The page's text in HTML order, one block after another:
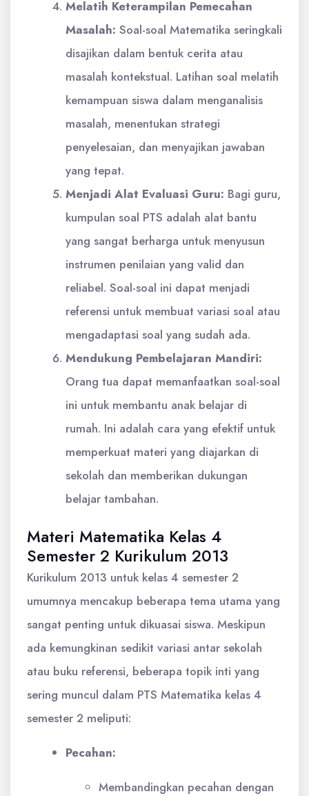
Melatih Keterampilan Pemecahan
Masalah: Soal-soal Matematika seringkali
disajikan dalam bentuk cerita atau
masalah kontekstual. Latihan soal melatih
kemampuan siswa dalam menganalisis
masalah, menentukan strategi
penyelesaian, dan menyajikan jawaban
yang tepat.
Menjadi Alat Evaluasi Guru: Bagi guru,
kumpulan soal PTS adalah alat bantu
yang sangat berharga untuk menyusun
instrumen penilaian yang valid dan
reliabel. Soal-soal ini dapat menjadi
referensi untuk membuat variasi soal atau
mengadaptasi soal yang sudah ada.
Mendukung Pembelajaran Mandiri:
Orang tua dapat memanfaatkan soal-soal
ini untuk membantu anak belajar di
rumah. Ini adalah cara yang efektif untuk
memperkuat materi yang diajarkan di
sekolah dan memberikan dukungan
belajar tambahan.
Materi Matematika Kelas 4
Semester 2 Kurikulum 2013
Kurikulum 2013 untuk kelas 4 semester 2
umumnya mencakup beberapa tema utama yang
sangat penting untuk dikuasai siswa. Meskipun
ada kemungkinan sedikit variasi antar sekolah
atau buku referensi, beberapa topik inti yang
sering muncul dalam PTS Matematika kelas 4
semester 2 meliputi:
Pecahan:
Membandingkan pecahan dengan